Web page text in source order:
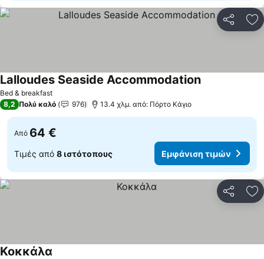
Bed & breakfast
Lalloudes Seaside Accommodation
8,2 Πολύ καλό 976 13.4 χλμ. από: Πόρτο Κάγιο
Από 64 €
Τιμές από 8 ιστότοπους Εμφάνιση τιμών
Κοκκάλα